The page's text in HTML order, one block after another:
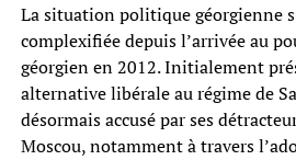
La situation politique géorgienne
complexifiée depuis l’arrivée au
géorgien en 2012. Initialement
alternative libérale au régime de
désormais accusé par ses
Moscou, notamment à travers